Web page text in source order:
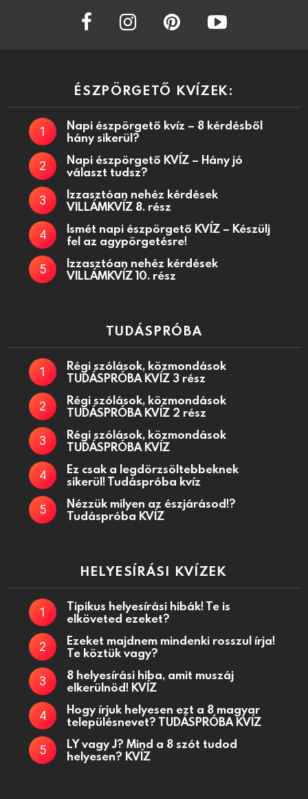
facebook instagram
ÉSZPÖRGETŐ KVÍZEK:
Napi észpörgető kvíz – 8 kérdésből
hány sikerül?
Napi észpörgető KVÍZ – Hány jó
választ tudsz?
Izzasztóan nehéz kérdések
VILLÁMKVÍZ 8. rész
Ismét napi észpörgető KVÍZ – Készülj
fel az agypörgetésre!
Izzasztóan nehéz kérdések
VILLÁMKVÍZ 10. rész
TUDÁSPRÓBA
Régi szólások, közmondások
TUDÁSPRÓBA KVÍZ 3 rész
Régi szólások, közmondások
TUDÁSPRÓBA KVÍZ 2 rész
Régi szólások, közmondások
TUDÁSPRÓBA KVÍZ
Ez csak a legdörzsöltebbeknek
sikerül! Tudáspróba kvíz
Nézzük milyen az észjárásod!?
Tudáspróba KVÍZ
HELYESÍRÁSI KVÍZEK
Tipikus helyesírási hibák! Te is
elköveted ezeket?
Ezeket majdnem mindenki rosszul írja!
Te köztük vagy?
8 helyesírási hiba, amit muszáj
elkerülnöd! KVÍZ
Hogy írjuk helyesen ezt a 8 magyar
településnevet? TUDÁSPRÓBA KVÍZ
LY vagy J? Mind a 8 szót tudod
helyesen? KVÍZ